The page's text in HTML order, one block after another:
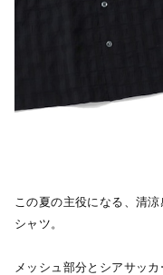
この夏の主役になる、清
シャツ。
メッシュ部分とシアサッ